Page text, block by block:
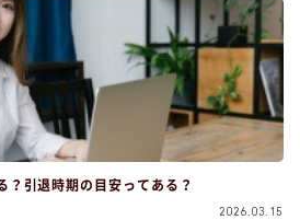
？引退時期の目安ってある？
2026.03.15